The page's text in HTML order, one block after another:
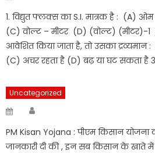
1. विद्युत फ्लक्स का S.I. मात्रक है : (A)
(C) वोल्ट – मीटर (D) (वोल्ट) (मीटर)-1
आवेशित किया जाता है, तो उसका
(C) अचर रहता है (D) बढ़ या घट सकता है
Uncategorized
Posted
PM Kisan Yojana : पीएम किसान
जानकारी दी की , इन सब किसान के खाते